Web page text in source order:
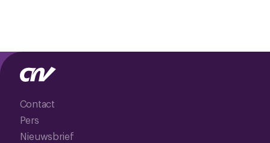
Contact
Pers
Nieuwsbrief